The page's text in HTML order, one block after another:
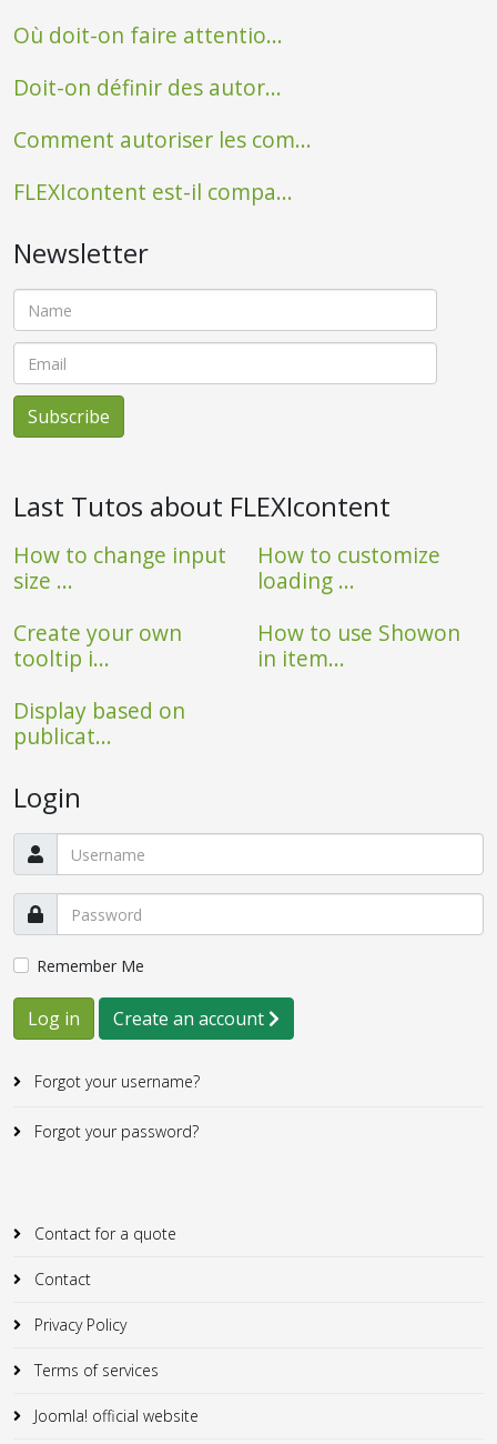
Où doit-on faire attentio...
Doit-on définir des autor...
Comment autoriser les com...
FLEXIcontent est-il compa...
Newsletter
Last Tutos about FLEXIcontent
How to change input
size ...
How to customize
loading ...
Create your own
tooltip i...
How to use Showon
in item...
Display based on
publicat...
Login
Remember Me
Log in Create an account
Forgot your username?
Forgot your password?
Contact for a quote
Contact
Privacy Policy
Terms of services
Joomla! official website